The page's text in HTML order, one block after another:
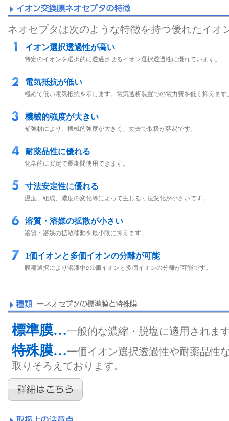
ネオセプタは次のような特徴を持つ優れたイオ
イオン選択透過性が高い
特定のイオンを選択的に透過させるイオン選択透過性に優れています。
電気抵抗が低い
極めて低い電気抵抗を示します。電気透析装置での電力費を低く抑えます
機械的強度が大きい
補強材により、機械的強度が大きく、丈夫で取扱が容易です。
耐薬品性に優れる
化学的に安定で長期間使用できます。
寸法安定性に優れる
温度、組成、濃度の変化等によって生じる寸法変化が小さいです。
溶質・溶媒の拡散が小さい
溶質・溶媒の拡散移動を最小限に抑えます。
1価イオンと多価イオンの分離が可能
膜種選択により溶液中の1価イオンと多価イオンの分離が可能です。
標準膜…一般的な濃縮・脱塩に適用されま
特殊膜…一価イオン選択透過性や耐薬品性
取りそろえております。